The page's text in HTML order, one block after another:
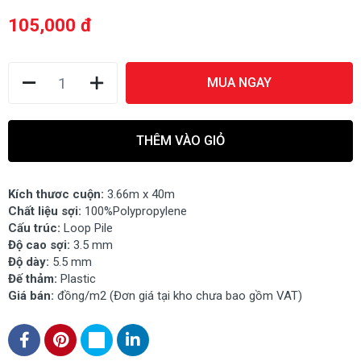
105,000 đ
MUA NGAY
THÊM VÀO GIỎ
Kích thươc cuộn: 3.66m x 40m
Chất liệu sợi: 100%Polypropylene
Cấu trúc: Loop Pile
Độ cao sợi: 3.5 mm
Độ dày: 5.5 mm
Đế thảm: Plastic
Giá bán: đồng/m2 (Đơn giá tại kho chưa bao gồm VAT)